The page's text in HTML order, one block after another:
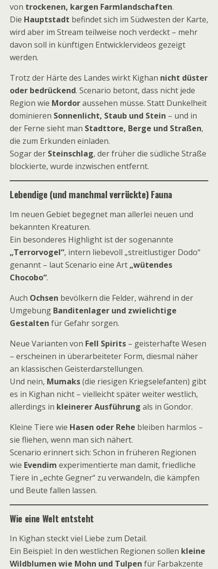
von trockenen, kargen Farmlandschaften.
Die Hauptstadt befindet sich im Südwesten der Karte,
wird aber im Stream teilweise noch verdeckt – mehr
davon soll in künftigen Entwicklervideos gezeigt
werden.
Trotz der Härte des Landes wirkt Kighan nicht düster
oder bedrückend. Scenario betont, dass nicht jede
Region wie Mordoraussehen müsse. Statt Dunkelheit
dominieren Sonnenlicht, Staub und Stein – und in
der Ferne sieht man Stadttore, Berge und Straßen,
die zum Erkunden einladen.
Sogar der Steinschlag, der früher die südliche Straße
blockierte, wurde inzwischen entfernt.
Lebendige (und manchmal verrückte) Fauna
Im neuen Gebiet begegnet man allerlei neuen und
bekannten Kreaturen.
Ein besonderes Highlight ist der sogenannte
„Terrorvogel“, intern liebevoll „streitlustiger Dodo“
genannt – laut Scenario eine Art „wütendes
Chocobo“.
Auch Ochsen bevölkern die Felder, während in der
Umgebung Banditenlager und zwielichtige
Gestalten für Gefahr sorgen.
Neue Varianten von Fell Spirits – geisterhafte Wesen
– erscheinen in überarbeiteter Form, diesmal näher
an klassischen Geisterdarstellungen.
Und nein, Mumaks(die riesigen Kriegselefanten) gibt
es in Kighan nicht – vielleicht später weiter westlich,
allerdings in kleinerer Ausführung als in Gondor.
Kleine Tiere wie Hasen oder Rehe bleiben harmlos –
sie fliehen, wenn man sich nähert.
Scenario erinnert sich: Schon in früheren Regionen
wie Evendim experimentierte man damit, friedliche
Tiere in „echte Gegner“ zu verwandeln, die kämpfen
und Beute fallen lassen.
Wie eine Welt entsteht
In Kighan steckt viel Liebe zum Detail.
Ein Beispiel: In den westlichen Regionen sollen kleine
Wildblumen wie Mohn und Tulpen für Farbakzente